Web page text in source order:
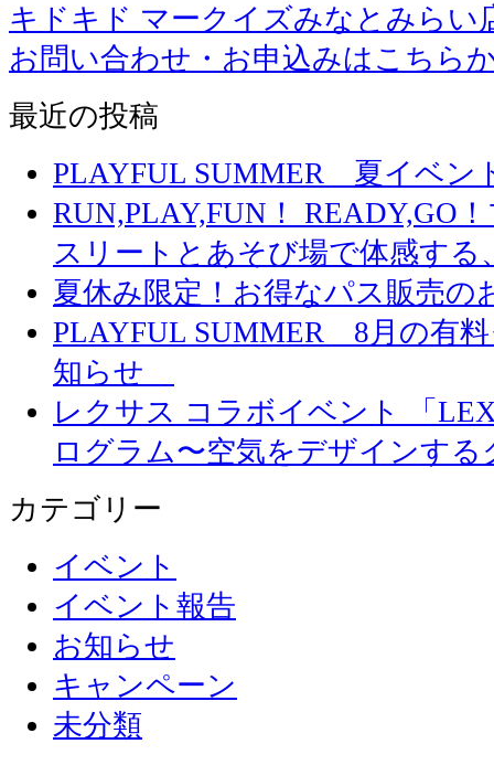
キドキド マークイズみなとみらい
お問い合わせ・お申込みはこちら
最近の投稿
PLAYFUL SUMMER 夏イベ
RUN,PLAY,FUN！ READY,GO
スリートとあそび場で体感する
夏休み限定！お得なパス販売の
PLAYFUL SUMMER 8月の有
知らせ
レクサス コラボイベント 「
ログラム〜空気をデザインす
カテゴリー
イベント
イベント報告
お知らせ
キャンペーン
未分類